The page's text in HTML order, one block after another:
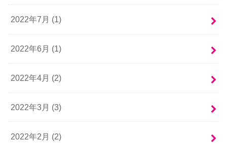
2022年7月 (1)
2022年6月 (1)
2022年4月 (2)
2022年3月 (3)
2022年2月 (2)